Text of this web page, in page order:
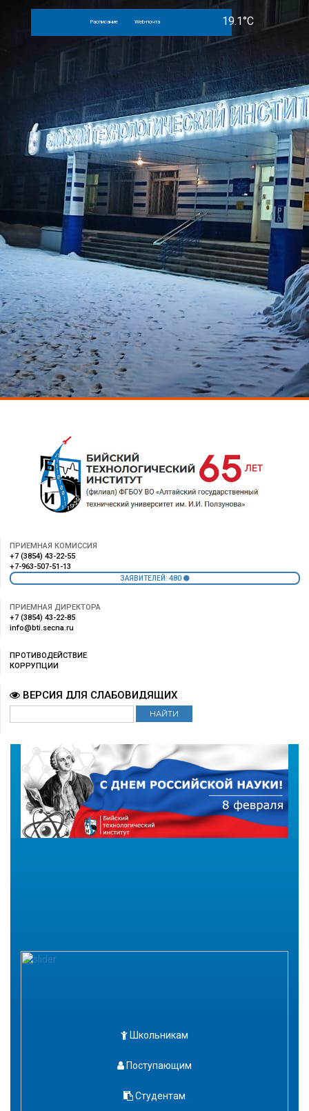
Расписание Web-почта
ПРИЕМНАЯ КОМИССИЯ
+7 (3854) 43-22-55
+7-963-507-51-13
ЗАЯВИТЕЛЕЙ: 480
ПРИЕМНАЯ ДИРЕКТОРА
+7 (3854) 43-22-85
info@bti.secna.ru
ПРОТИВОДЕЙСТВИЕ
КОРРУПЦИИ
ВЕРСИЯ ДЛЯ СЛАБОВИДЯЩИХ
Школьникам
Поступающим
Студентам